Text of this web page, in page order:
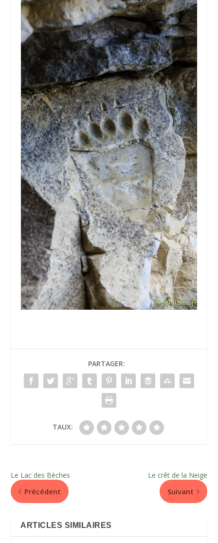
PARTAGER:
TAUX:
Le Lac des Bèches
Précédent
Le crêt de la Neige
Suivant
ARTICLES SIMILAIRES